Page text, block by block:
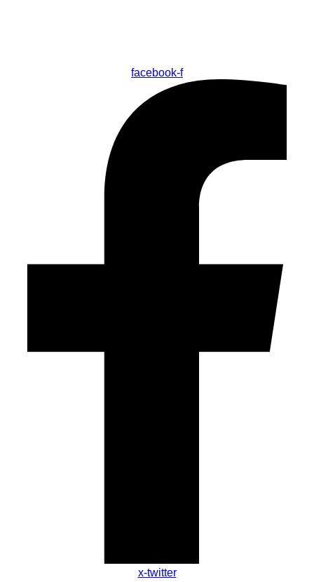
facebook-f
x-twitter